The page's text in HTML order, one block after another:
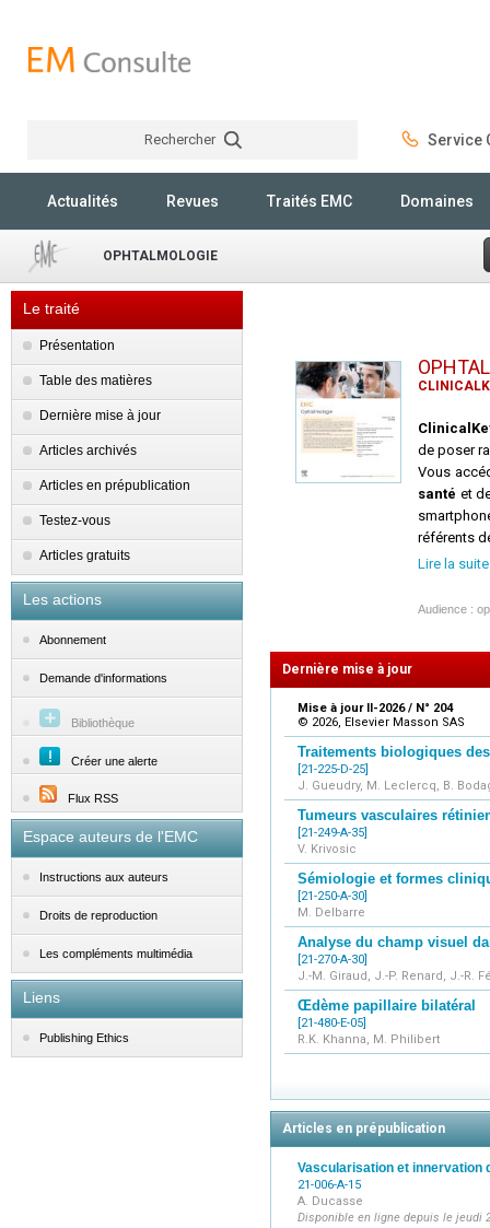
Rechercher Service
Actualités Revues Traités EMC Domaines
OPHTALMOLOGIE
Le traité
Présentation
Table des matières
Dernière mise à jour
Articles archivés
Articles en prépublication
Testez-vous
Articles gratuits
Les actions
Abonnement
Demande d'informations
Bibliothèque
Créer une alerte
Flux RSS
Espace auteurs de l'EMC
Instructions aux auteurs
Droits de reproduction
Les compléments multimédia
Liens
Publishing Ethics
de poser
Vous
santé et
référents
Les
Lire la suite
Audience :
Dernière mise à jour
Mise à jour II-2026 / N° 204
© 2026, Elsevier Masson SAS
Traitements biologiques
[21-225-D-25]
J. Gueudry, M. Leclercq, B.
Tumeurs vasculaires
[21-249-A-35]
V. Krivosic
Sémiologie et formes
[21-250-A-30]
M. Delbarre
Analyse du champ visuel
[21-270-A-30]
J.-M. Giraud, J.-P. Renard, J.-R.
Œdème papillaire bilatéral
[21-480-E-05]
R.K. Khanna, M. Philibert
Articles en prépublication
Vascularisation et innervation
21-006-A-15
A. Ducasse
Disponible en ligne depuis le jeudi